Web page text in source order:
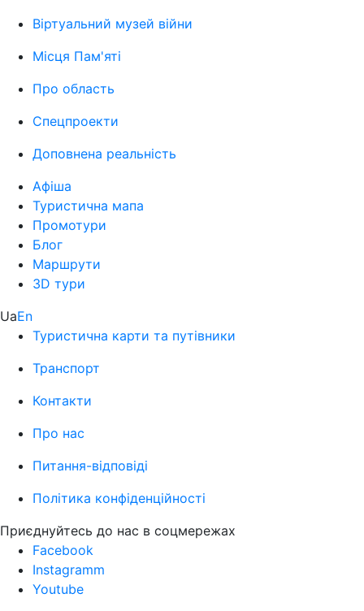
Віртуальний музей війни
Місця Пам'яті
Про область
Спецпроекти
Доповнена реальність
Афіша
Туристична мапа
Промотури
Блог
Маршрути
3D тури
UaEn
Туристична карти та путівники
Транспорт
Контакти
Про нас
Питання-відповіді
Політика конфіденційності
Приєднуйтесь до нас в соцмережах
Facebook
Instagramm
Youtube